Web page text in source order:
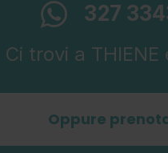
327
Ci trovi a THIENE
Oppure